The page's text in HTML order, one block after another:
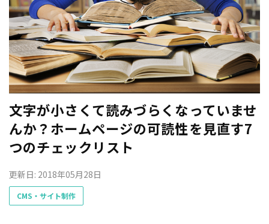
文字が小さくて読みづらくなっていませ
んか？ホームページの可読性を見直す7
つのチェックリスト
更新日: 2018年05月28日
CMS・サイト制作